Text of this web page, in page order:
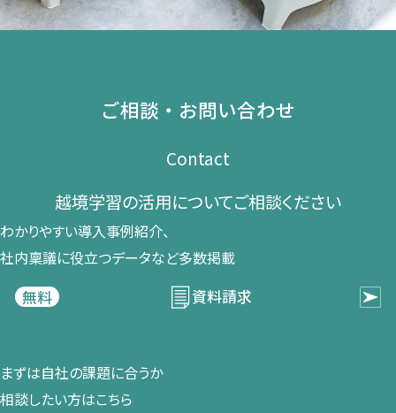
ご相談・お問い合わせ
Contact
越境学習の​活用に​ついて​ご相談ください​
わかりやすい導入事例紹介、​
社内稟議に​役立つデータなど​多数掲載
無料
資料請求
まずは​自社の​課題に​合うか​
相談したい方は​こちら